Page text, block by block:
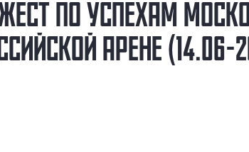
ПО УСПЕХАМ
АРЕНЕ (14.06-